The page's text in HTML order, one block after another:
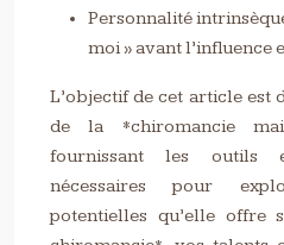
Personnalité
moi » avant l’influence
L’objectif de cet article est
de la *chiromancie
fournissant les outils
nécessaires pour
potentielles qu’elle offre